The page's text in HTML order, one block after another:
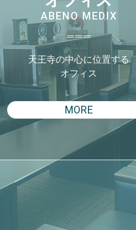
ABENO MEDIX
天王寺の中心に位置する
オフィス
MORE